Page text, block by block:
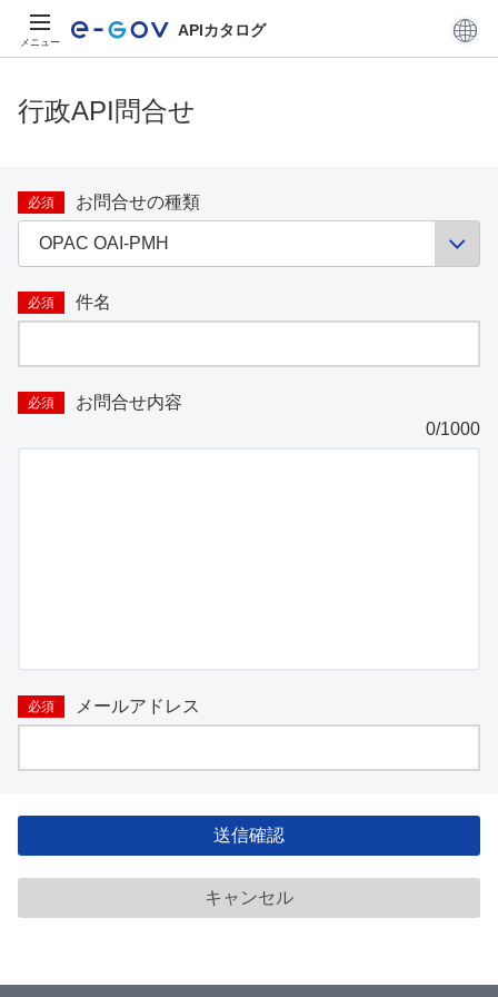
メニュー
APIカタログ
行政API問合せ
必須 お問合せの種類
必須 件名
必須
お問合せ内容
0/1000
必須 メールアドレス
キャンセル
送信確認